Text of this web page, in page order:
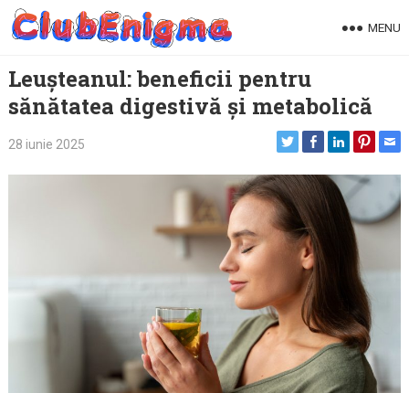
Skip
MENU
Leușteanul: beneficii pentru
sănătatea digestivă și metabolică
28 iunie 2025